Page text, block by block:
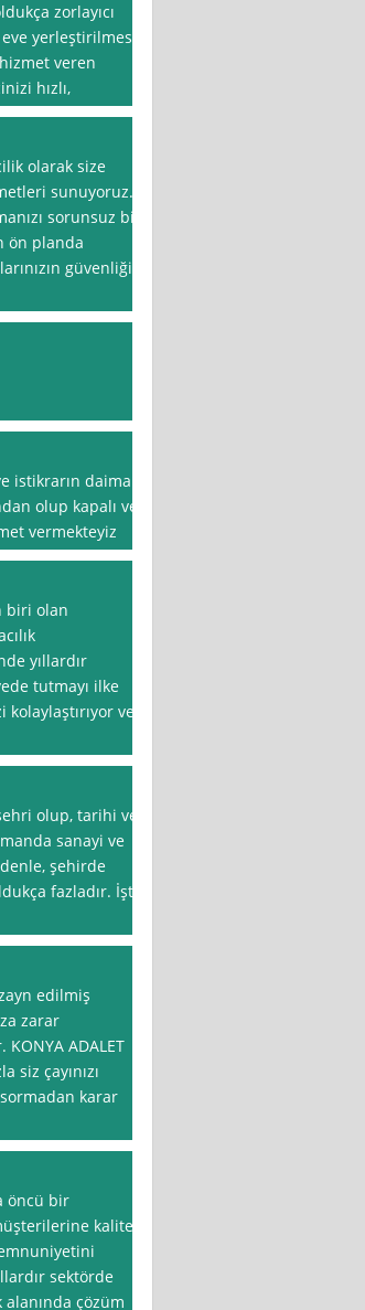
zorlayıcı
yerleştirilmesi
veren
hızlı,
olarak size
sunuyoruz.
sorunsuz bir
ön planda
güvenliği
istikrarın daima
olup kapalı ve
vermekteyiz
biri olan
yıllardır
tutmayı ilke
ve
olup, tarihi ve
sanayi ve
şehirde
fazladır. İşte
edilmiş
zarar
ADALET
siz çayınızı
karar
öncü bir
kaliteli
sektörde
çözüm